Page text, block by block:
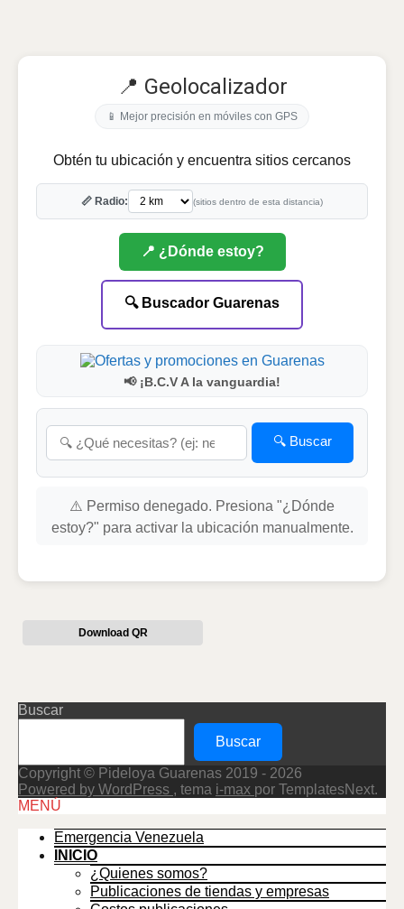
📍 Geolocalizador
📱 Mejor precisión en móviles con GPS
Obtén tu ubicación y encuentra sitios cercanos
📏 Radio: (sitios dentro de esta distancia)
📍 ¿Dónde estoy?
🔍 Buscador Guarenas
📢 ¡B.C.V A la vanguardia!
🔍 Buscar
⚠️ Permiso denegado. Presiona "¿Dónde
estoy?" para activar la ubicación manualmente.
Download QR
Buscar
Buscar
Copyright © Pideloya Guarenas 2019 - 2026
Powered by WordPress , tema i-max por TemplatesNext.
Scroll
MENÚ
Emergencia Venezuela
INICIO
¿Quienes somos?
Publicaciones de tiendas y empresas